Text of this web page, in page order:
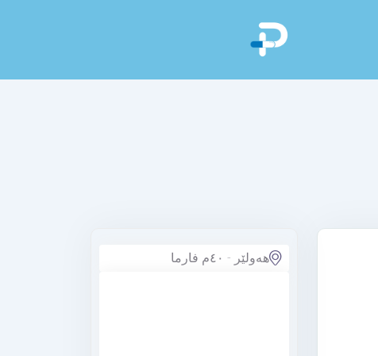
هەولێر - ٤٠م فارما